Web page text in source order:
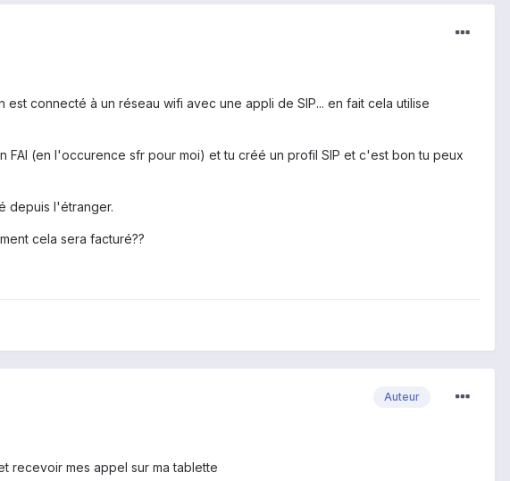
connecté à un réseau wifi avec une appli de SIP... en fait cela utilise
FAI (en l'occurence sfr pour moi) et tu créé un profil SIP et c'est bon tu peux
depuis l'étranger.
cela sera facturé??
Auteur
recevoir mes appel sur ma tablette